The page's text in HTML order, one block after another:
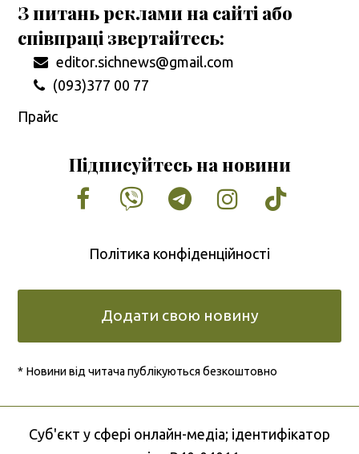
З питань реклами на сайті або
співпраці звертайтесь:
editor.sichnews@gmail.com
(093)377 00 77
Прайс
Підписуйтесь на новини
Facebook
VimeoTumblrInstagram
Tiktok
Політика конфіденційності
Додати свою новину
* Новини від читача публікуються безкоштовно
Cуб'єкт у сфері онлайн-медіа; ідентифікатор